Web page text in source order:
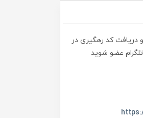
کد رهگیری در
عضو شوید